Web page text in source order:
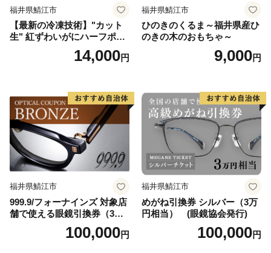
福井県鯖江市
【最新の冷凍技術】"カット
生" 紅ずわいがにハーフポー
ション（半むき身）脚棒・
爪・爪下・肩 600g14,000円
福井県鯖江市
ひのきのくるま～福井県産ひ
のきの木のおもちゃ～
9,000円
福井県鯖江市
999.9/フォーナインズ 対象店
舗で使える眼鏡引換券（3万
円相当）Bronze np m
100,000円
福井県鯖江市
めがね引換券 シルバー（3万
円相当） (眼鏡協会発行)
100,000円